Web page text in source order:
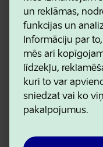
un reklāmas,
funkcijas un
Informāciju par
mēs arī
līdzekļu,
kuri to var
sniedzat vai ko
pakalpojumus.
Sīkdatņu un